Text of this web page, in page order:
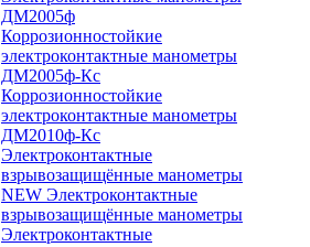
ДМ2005ф
Коррозионностойкие
электроконтактные манометры
ДМ2005ф-Кс
Коррозионностойкие
электроконтактные манометры
ДМ2010ф-Кс
Электроконтактные
взрывозащищённые манометры
NEW Электроконтактные
взрывозащищённые манометры
Электроконтактные